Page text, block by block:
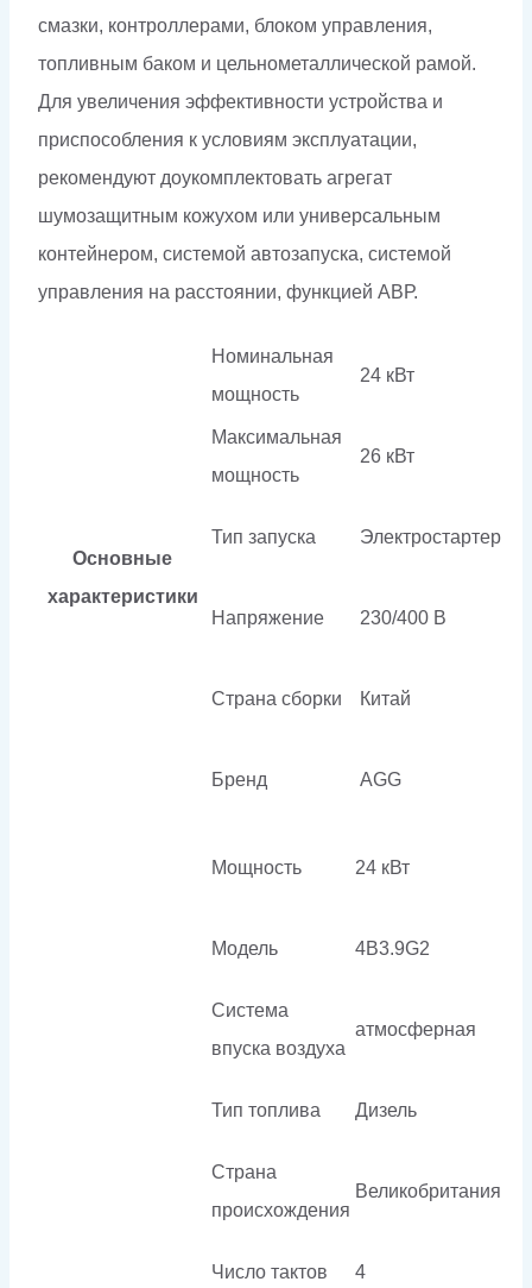
смазки, контроллерами, блоком управления,
топливным баком и цельнометаллической рамой.
Для увеличения эффективности устройства и
приспособления к условиям эксплуатации,
рекомендуют доукомплектовать агрегат
шумозащитным кожухом или универсальным
контейнером, системой автозапуска, системой
управления на расстоянии, функцией АВР.
Основные
характеристики
Номинальная
мощность
24 кВт
Максимальная
мощность
26 кВт
Тип запуска Электростартер
Напряжение 230/400 В
Страна сборки Китай
Бренд AGG
Мощность 24 кВт
Модель 4B3.9G2
Система
впуска воздуха
атмосферная
Тип топлива Дизель
Страна
происхождения
Великобритания
Число тактов 4